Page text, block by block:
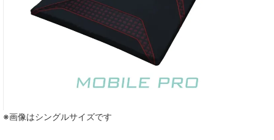
※画像はシングルサイズです